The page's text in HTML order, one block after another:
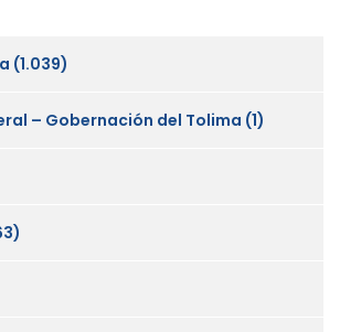
(1.039)
– Gobernación del Tolima (1)